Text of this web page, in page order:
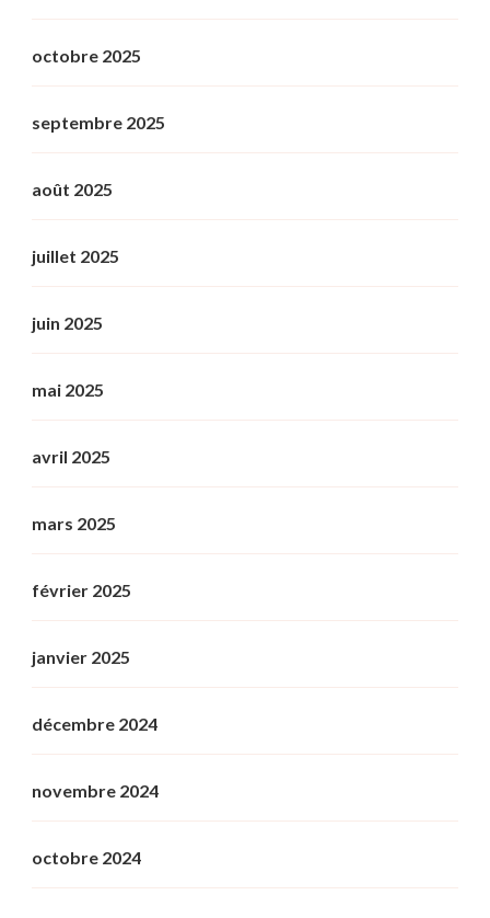
octobre 2025
septembre 2025
août 2025
juillet 2025
juin 2025
mai 2025
avril 2025
mars 2025
février 2025
janvier 2025
décembre 2024
novembre 2024
octobre 2024